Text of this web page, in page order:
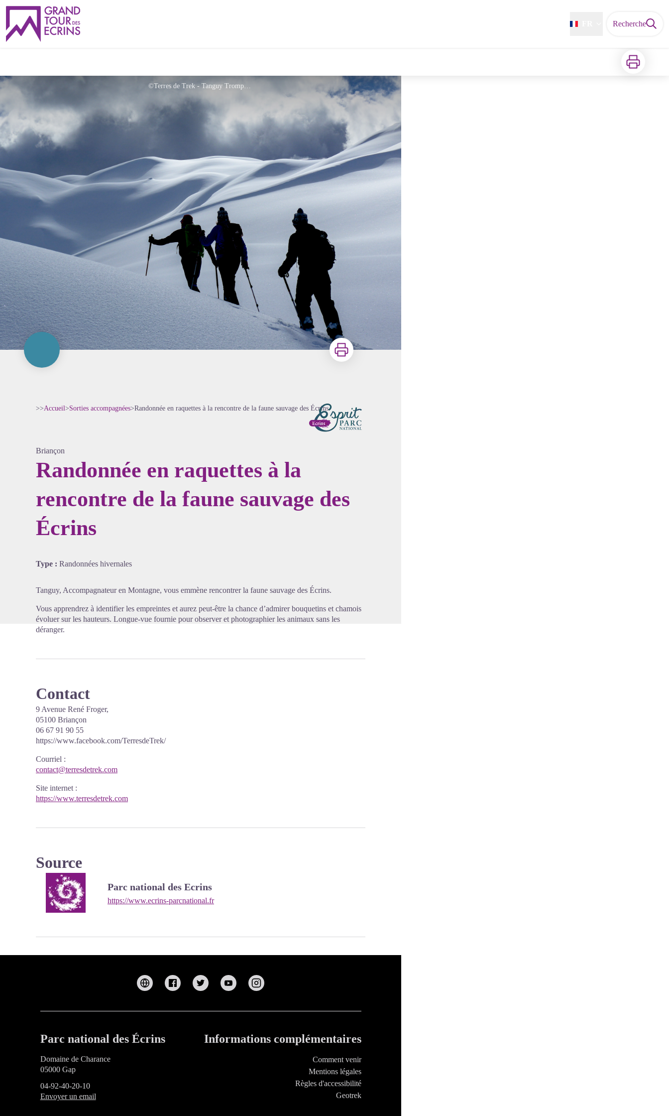
Recherche
Imprimer
©Terres de Trek - Tanguy Trompette
Imprimer
>>Accueil>Sorties accompagnées>Randonnée en raquettes à la rencontre de la faune sauvage des Écrins
Briançon
Randonnée en raquettes à la
rencontre de la faune sauvage des
Écrins
Type : Randonnées hivernales
Tanguy, Accompagnateur en Montagne, vous emmène rencontrer la faune sauvage des Écrins.
Vous apprendrez à identifier les empreintes et aurez peut-être la chance d’admirer bouquetins et chamois
évoluer sur les hauteurs. Longue-vue fournie pour observer et photographier les animaux sans les
déranger.
Contact
9 Avenue René Froger,
05100 Briançon
06 67 91 90 55
https://www.facebook.com/TerresdeTrek/
Courriel :
contact@terresdetrek.com
Site internet :
https://www.terresdetrek.com
Source
Parc national des Ecrins
https://www.ecrins-parcnational.fr
Parc national des Écrins
Domaine de Charance
05000 Gap
04-92-40-20-10
Envoyer un email
Informations complémentaires
Comment venir
Mentions légales
Règles d'accessibilité
Geotrek